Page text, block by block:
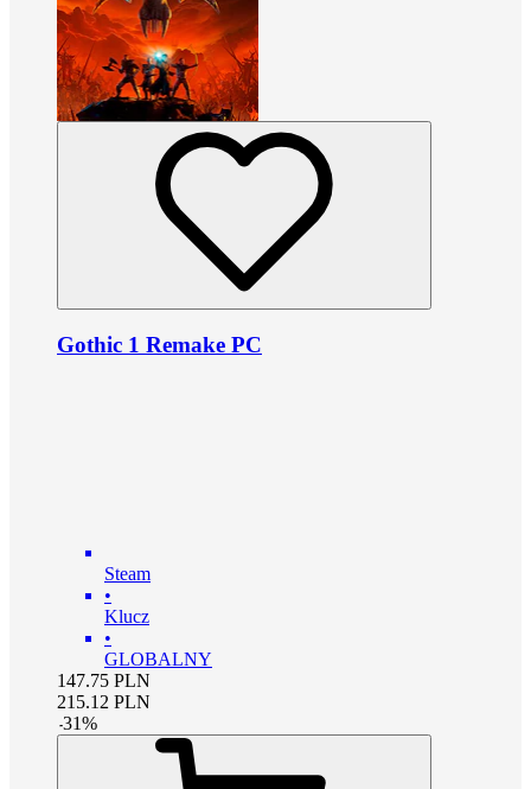
Gothic 1 Remake PC
Steam
•
Klucz
•
GLOBALNY
147.75 PLN
215.12 PLN
-31%